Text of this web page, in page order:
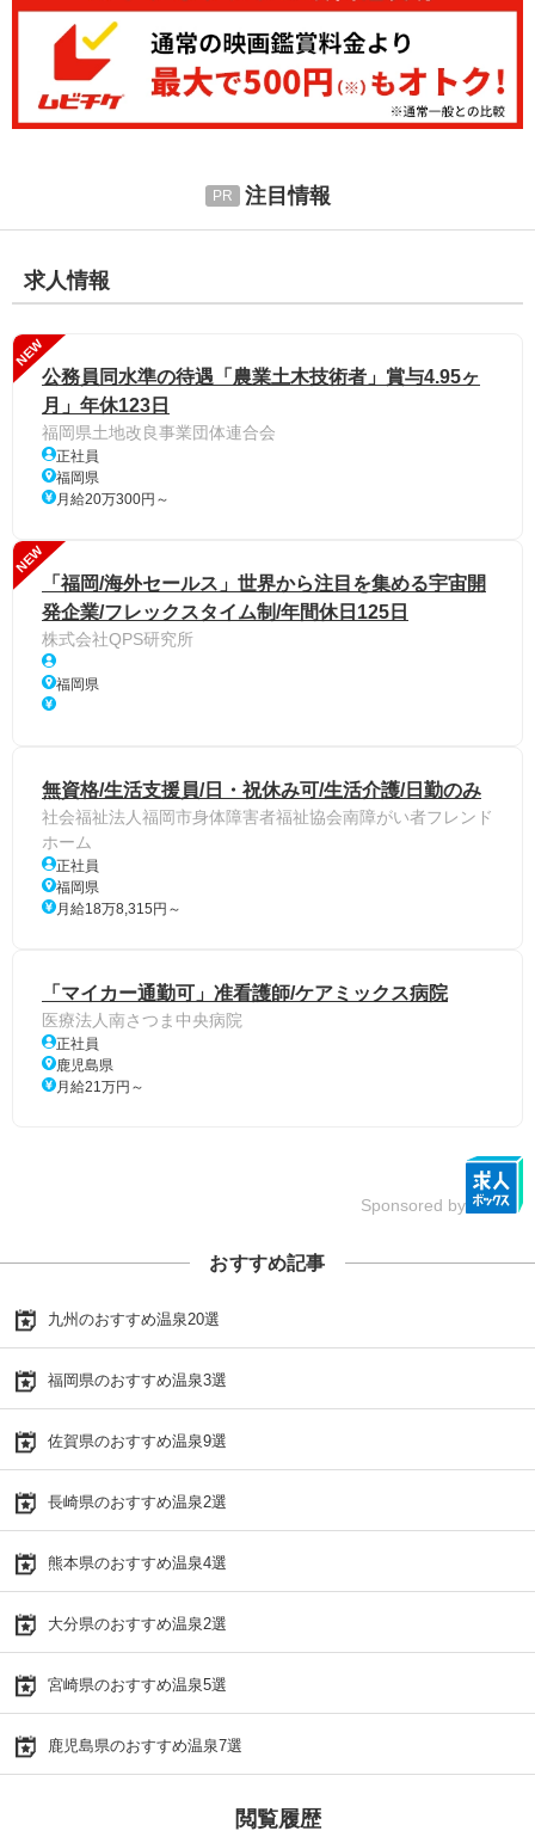
注目情報
求人情報
NEW
公務員同水準の待遇「農業土木技術者」賞与4.95ヶ
月」年休123日
福岡県土地改良事業団体連合会
正社員
福岡県
月給20万300円～
NEW
「福岡/海外セールス」世界から注目を集める宇宙開
発企業/フレックスタイム制/年間休日125日
株式会社QPS研究所
福岡県
無資格/生活支援員/日・祝休み可/生活介護/日勤のみ
社会福祉法人福岡市身体障害者福祉協会南障がい者フレンド
ホーム
正社員
福岡県
月給18万8,315円～
「マイカー通勤可」准看護師/ケアミックス病院
医療法人南さつま中央病院
正社員
鹿児島県
月給21万円～
Sponsored by
おすすめ記事
九州のおすすめ温泉20選
福岡県のおすすめ温泉3選
佐賀県のおすすめ温泉9選
長崎県のおすすめ温泉2選
熊本県のおすすめ温泉4選
大分県のおすすめ温泉2選
宮崎県のおすすめ温泉5選
鹿児島県のおすすめ温泉7選
閲覧履歴